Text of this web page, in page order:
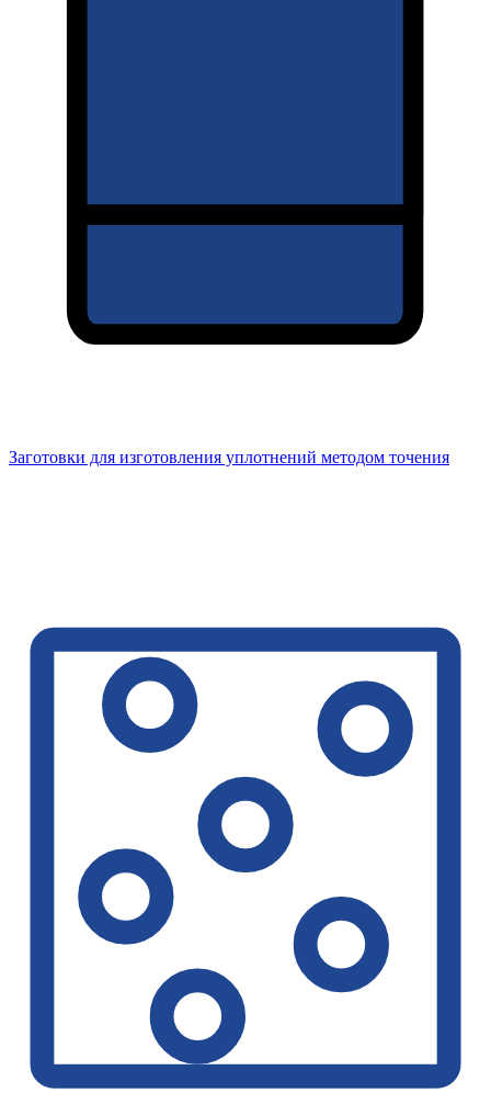
Заготовки для изготовления уплотнений методом точения